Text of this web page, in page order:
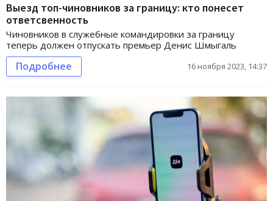
Выезд топ-чиновников за границу: кто понесет
ответсвенность
Чиновников в служебные командировки за границу
теперь должен отпускать премьер Денис Шмыгаль
Подробнее 16 ноября 2023, 14:37